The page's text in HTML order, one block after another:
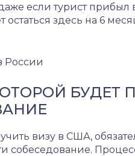
если турист
остаться здесь на 6
России
БУДЕТ
визу в США,
собеседование.